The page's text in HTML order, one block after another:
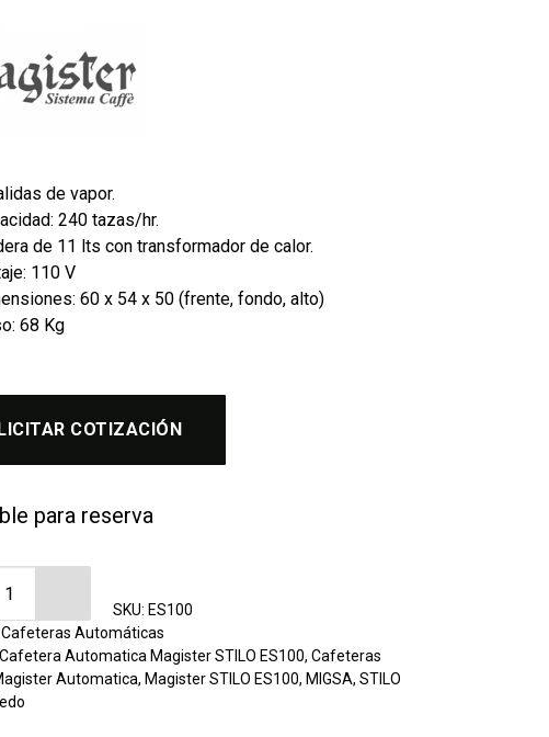
de vapor.
240 tazas/hr.
de 11 lts con transformador de calor.
110 V
60 x 54 x 50 (frente, fondo, alto)
68 Kg
COTIZACIÓN
para reserva
Automatica Magister STILO ES100 cantidad
SKU: ES100
Cafeteras Automáticas
Cafetera Automatica Magister STILO ES100,Cafeteras
Automatica, Magister STILO ES100, MIGSA,STILO